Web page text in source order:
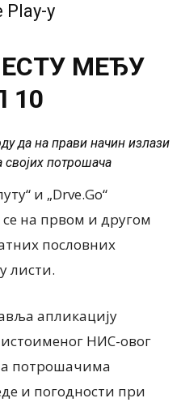
Play-у
МЕЂУ
10
да на прави начин излази
својих потрошача
и „Drve.Go“
на првом и другом
пословних
листи.
апликацију
НИС-овог
потрошачима
и погодности при